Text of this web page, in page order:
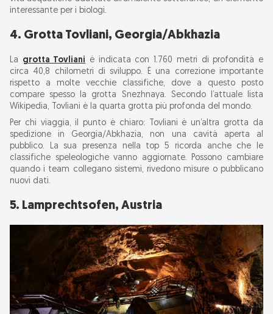
interessante per i biologi.
4. Grotta Tovliani, Georgia/Abkhazia
La grotta Tovliani è indicata con 1.760 metri di profondità e
circa 40,8 chilometri di sviluppo. È una correzione importante
rispetto a molte vecchie classifiche, dove a questo posto
compare spesso la grotta Snezhnaya. Secondo l’attuale lista
Wikipedia, Tovliani è la quarta grotta più profonda del mondo.
Per chi viaggia, il punto è chiaro: Tovliani è un’altra grotta da
spedizione in Georgia/Abkhazia, non una cavità aperta al
pubblico. La sua presenza nella top 5 ricorda anche che le
classifiche speleologiche vanno aggiornate. Possono cambiare
quando i team collegano sistemi, rivedono misure o pubblicano
nuovi dati.
5. Lamprechtsofen, Austria